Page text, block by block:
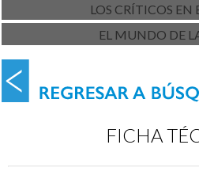
LOS CRÍTICOS EN
EL MUNDO DE
FICHA